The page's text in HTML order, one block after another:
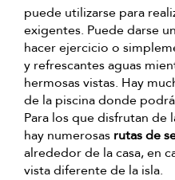
puede utilizarse para
exigentes. Puede darse
hacer ejercicio o
y refrescantes aguas
hermosas vistas. Hay
de la piscina donde
Para los que disfrutan de
hay numerosas rutas de
alrededor de la casa, en
vista diferente de la isla.